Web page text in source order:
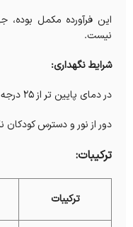
این فرآورده مکمل
نیست.
شرایط نگهداری:
در دمای پایین تر از 25 درجه سانتی گراد، در جای خشک نگهداری شود.
دور از نور و دسترس کودکان
ترکیبات:
ترکیبات